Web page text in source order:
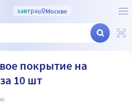
завтрав Москве
покрытие на
10 шт